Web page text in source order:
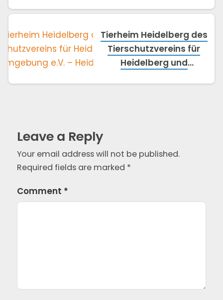
Tierheim Heidelberg des
Tierschutzvereins für
Heidelberg und
Leave a Reply
Your email address will not be published.
Required fields are marked *
Comment *